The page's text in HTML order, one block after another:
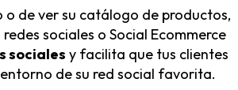
de ver su catálogo de productos,
sociales o Social Ecommerce
sociales y facilita que tus clientes
de su red social favorita.